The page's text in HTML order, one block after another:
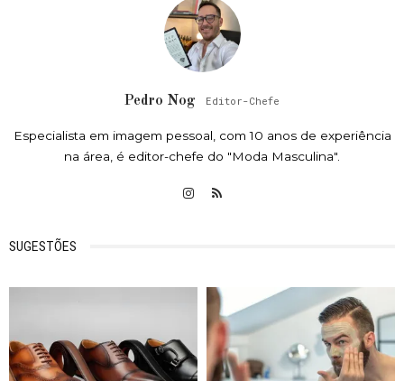
Pedro Nog Editor-Chefe
Especialista em imagem pessoal, com 10 anos de experiência
na área, é editor-chefe do "Moda Masculina".
SUGESTÕES